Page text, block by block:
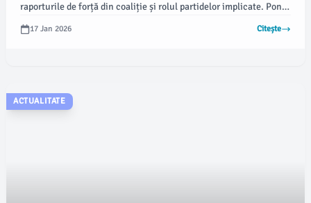
raporturile de forță din coaliție și rolul partidelor implicate. Ponta
menționează, într-un interviu pentru Adevărul, că USR
controlează de fapt Guvernul prin premierul Ilie Bolojan și că
17 Jan 2026 Citește
ACTUALITATE